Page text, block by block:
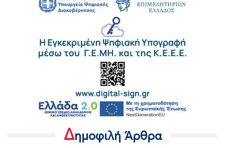
Δημοφιλή Άρθρα